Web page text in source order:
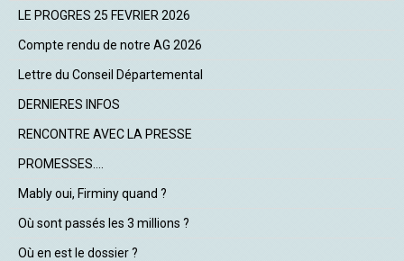
LE PROGRES 25 FEVRIER 2026
Compte rendu de notre AG 2026
Lettre du Conseil Départemental
DERNIERES INFOS
RENCONTRE AVEC LA PRESSE
PROMESSES....
Mably oui, Firminy quand ?
Où sont passés les 3 millions ?
Où en est le dossier ?